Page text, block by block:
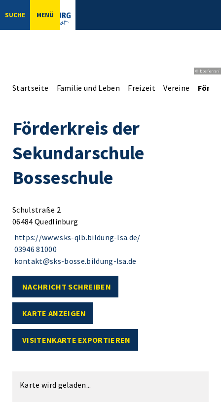
SUCHE MENÜ
© bbsferrari
Startseite Familie und Leben Freizeit Vereine
Förderkreis der
Sekundarschule
Bosseschule
Schulstraße 2
06484 Quedlinburg
https://www.sks-qlb.bildung-lsa.de/
03946 81000
kontakt@sks-bosse.bildung-lsa.de
NACHRICHT SCHREIBEN
KARTE ANZEIGEN
VISITENKARTE EXPORTIEREN
Karte wird geladen...